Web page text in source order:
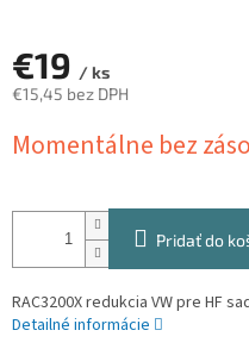
€19 / ks
€15,45 bez DPH
cena:
Momentálne bez
Pridať do
RAC3200X redukcia VW pre HF
Detailné informácie